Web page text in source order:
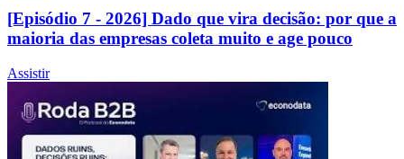
[Episódio 7 - 2026] Dado que vira decisão: por que a
maioria das empresas coleta muito e age pouco
Assistir